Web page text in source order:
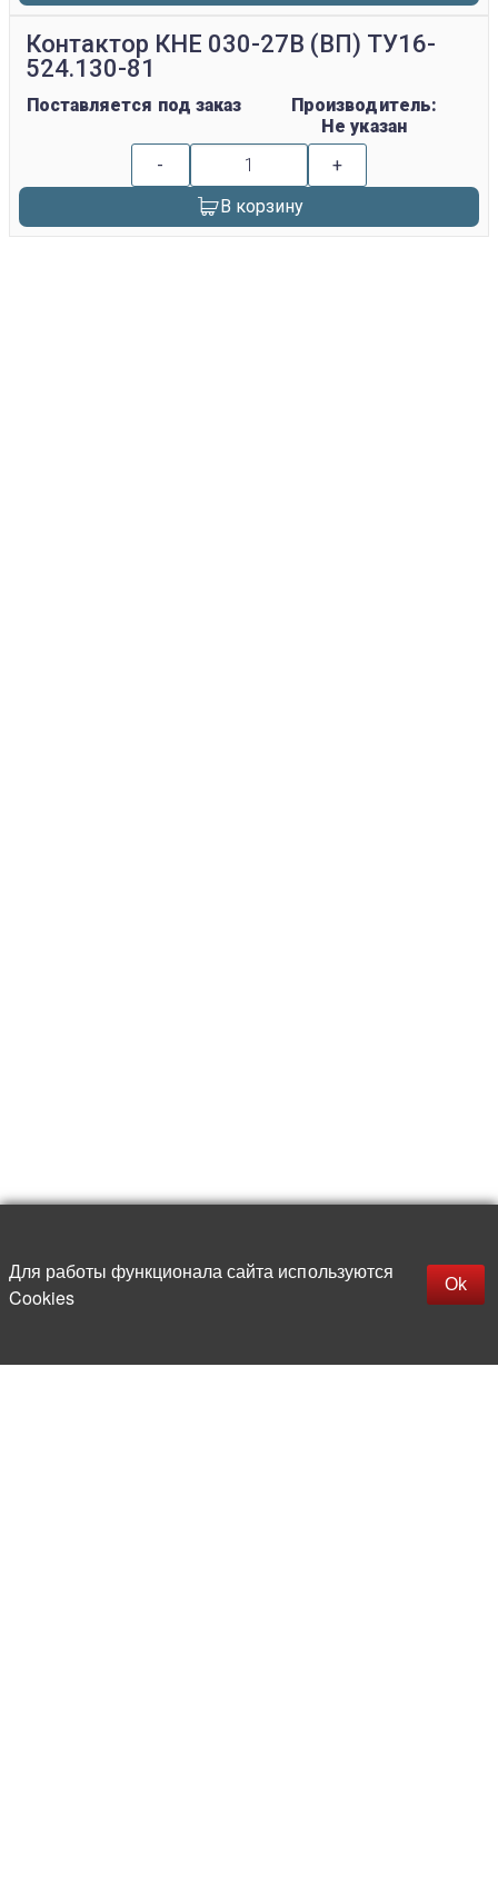
Фильтры
Контактор КНЕ 030-27В (ВП) ТУ16-
524.130-81
Поставляется под заказ
Производитель:
Не указан
-
+
В корзину
Для работы функционала сайта используются
Cookies
Ok